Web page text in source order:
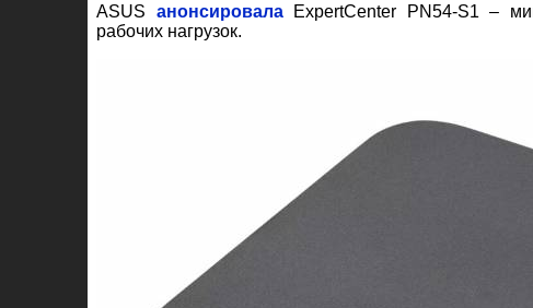
ASUS анонсировалаExpertCenter PN54-S1 –
рабочих нагрузок.